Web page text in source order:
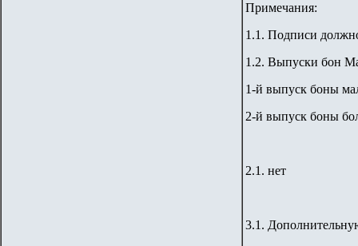
Примечания:
1.1. Подписи
1.2. Выпуски бон
1-й выпуск боны
2-й выпуск боны
2.1. нет
3.1.